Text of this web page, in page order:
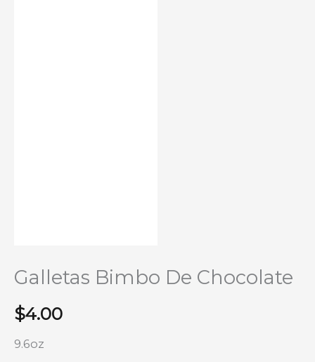
Galletas Bimbo De Chocolate
$4.00
9.6oz